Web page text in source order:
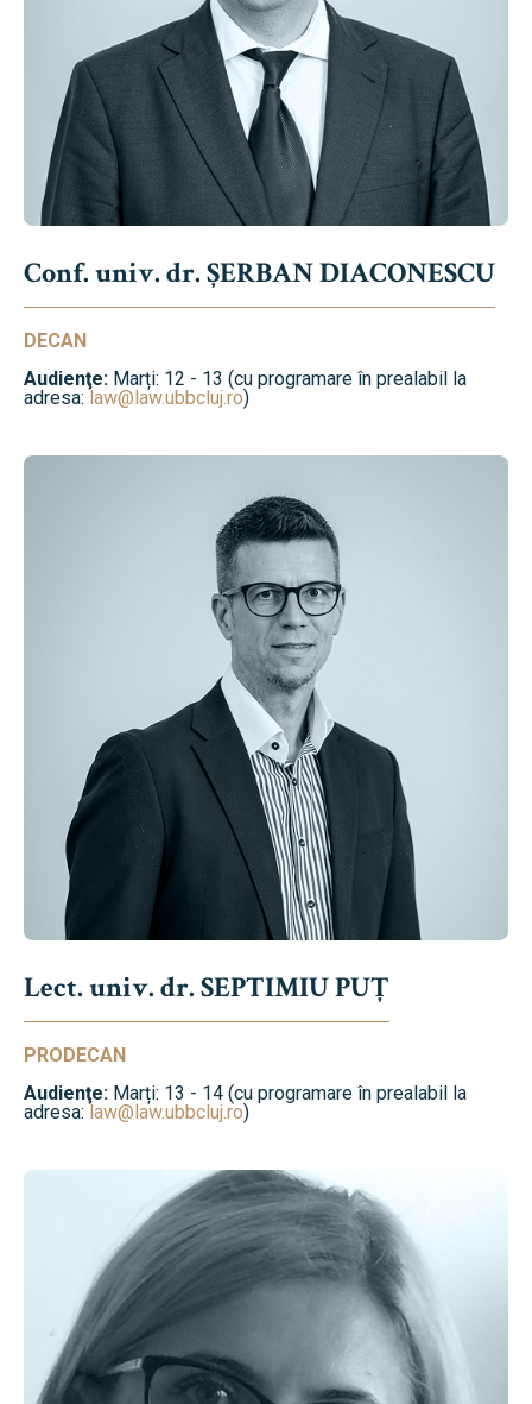
Conf. univ. dr. ȘERBAN DIACONESCU
DECAN
Audienţe: Marți: 12 - 13 (cu programare în prealabil la
adresa:law@law.ubbcluj.ro)
Lect. univ. dr. SEPTIMIU PUȚ
PRODECAN
Audienţe: Marți: 13 - 14 (cu programare în prealabil la
adresa:law@law.ubbcluj.ro)